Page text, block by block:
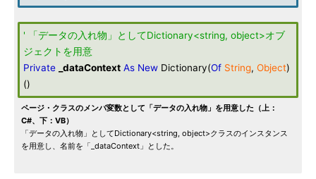
' 「データの入れ物」としてDictionary<string, object>オブ
ジェクトを用意
Private
_dataContext As New Dictionary(Of String, Object)
()
ページ・クラスのメンバ変数として「データの入れ物」を用意した（上：
C#、下：VB）
「データの入れ物」としてDictionary<string, object>クラスのインスタンス
を用意し、名前を「_dataContext」とした。